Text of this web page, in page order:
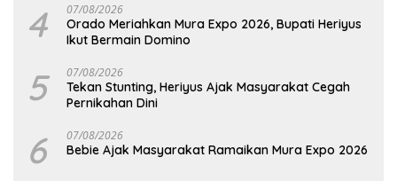
4 07/08/2026
Orado Meriahkan Mura Expo 2026, Bupati Heriyus
Ikut Bermain Domino
5 07/08/2026
Tekan Stunting, Heriyus Ajak Masyarakat Cegah
Pernikahan Dini
6 07/08/2026
Bebie Ajak Masyarakat Ramaikan Mura Expo 2026